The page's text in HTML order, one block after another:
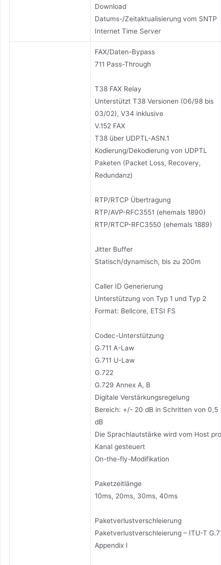
Download
Datums-/Zeitaktualisierung vom SNTP
Internet Time Server
FAX/Daten-Bypass
711 Pass-Through
T38 FAX Relay
Unterstützt T38 Versionen (06/98 bis
03/02), V34 inklusive
V.152 FAX
T38 über UDPTL-ASN.1
Kodierung/Dekodierung von UDPTL
Paketen (Packet Loss, Recovery,
Redundanz)
RTP/RTCP Übertragung
RTP/AVP-RFC3551 (ehemals 1890)
RTP/RTCP-RFC3550 (ehemals 1889)
Jitter Buffer
Statisch/dynamisch, bis zu 200m
Caller ID Generierung
Unterstützung von Typ 1 und Typ 2
Format: Bellcore, ETSI FS
Codec-Unterstützung
G.711 A-Law
G.711 U-Law
G.722
G.729 Annex A, B
Digitale Verstärkungsregelung
Bereich: +/- 20 dB in Schritten von 0,5
dB
Die Sprachlautstärke wird vom Host pro
Kanal gesteuert
On-the-fly-Modifikation
Paketzeitlänge
10ms, 20ms, 30ms, 40ms
Paketverlustverschleierung
Paketverlustverschleierung – ITU-T
Appendix I